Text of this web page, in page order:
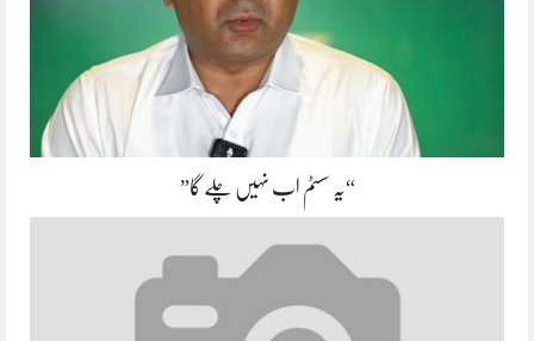
“یہ سسٹم اب نہیں چلے گا”